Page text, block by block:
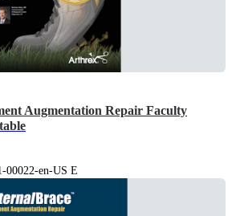
Augmentation Repair Faculty
00022-en-US E